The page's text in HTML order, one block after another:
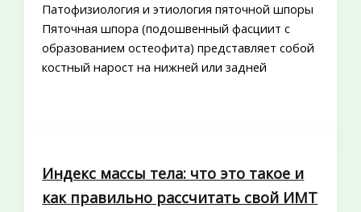
Патофизиология и этиология пяточной шпоры
Пяточная шпора (подошвенный фасциит с
образованием остеофита) представляет собой
костный нарост на нижней или задней
Индекс массы тела: что это такое и
как правильно рассчитать свой ИМТ